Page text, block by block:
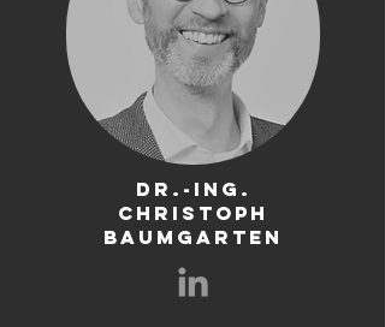
Dr.-ing.
christoph
baumgarten